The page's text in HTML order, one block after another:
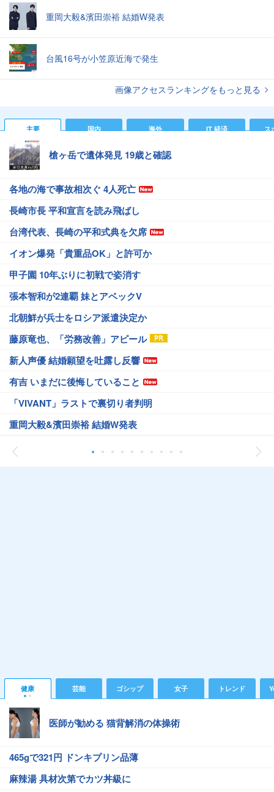
重岡大毅&濱田崇裕 結婚W発表
台風16号が小笠原近海で発生
画像アクセスランキングをもっと見る
主要 国内 海外 IT 経済 ス
槍ヶ岳で遺体発見 19歳と確認
各地の海で事故相次ぐ 4人死亡
長崎市長 平和宣言を読み飛ばし
台湾代表、長崎の平和式典を欠席
イオン爆発「貴重品OK」と許可か
甲子園 10年ぶりに初戦で姿消す
張本智和が2連覇 妹とアベックV
北朝鮮が兵士をロシア派遣決定か
藤原竜也、「労務改善」アピール
新人声優 結婚願望を吐露し反響
有吉 いまだに後悔していること
「VIVANT」ラストで裏切り者判明
重岡大毅&濱田崇裕 結婚W発表
健康 芸能 ゴシップ 女子 トレンド
医師が勧める 猫背解消の体操術
465gで321円 ドンキプリン品薄
麻辣湯 具材次第でカツ丼級に